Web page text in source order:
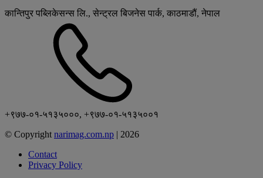
कान्तिपुर पब्लिकेसन्स लि., सेन्ट्रल बिजनेस पार्क, काठमाडौं, नेपाल
+९७७-०१-५१३५०००, +९७७-०१-५१३५००१
© Copyright narimag.com.np | 2026
Contact
Privacy Policy